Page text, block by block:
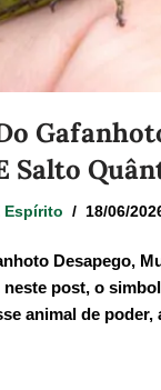
Salto
Espírito 18/06/
Desapego,
post, o
animal de poder,